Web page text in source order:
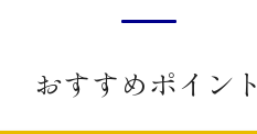
おすすめポイント